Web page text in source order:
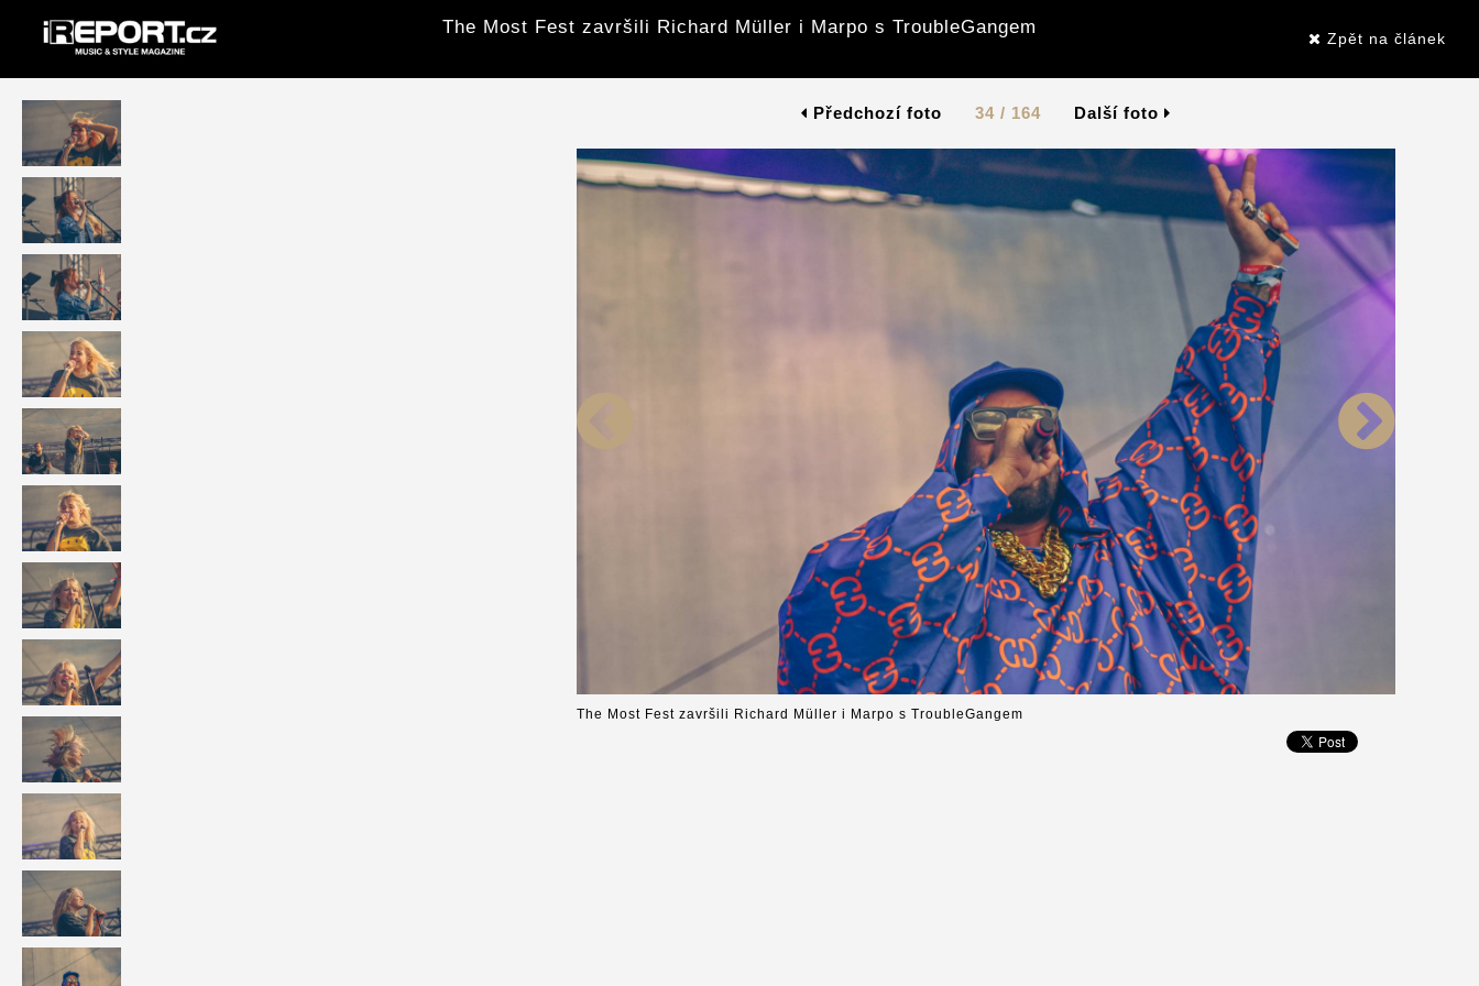
The Most Fest završili Richard Müller i Marpo s TroubleGangem
Zpět na článek
Předchozí foto 34 / 164 Další foto
The Most Fest završili Richard Müller i Marpo s TroubleGangem